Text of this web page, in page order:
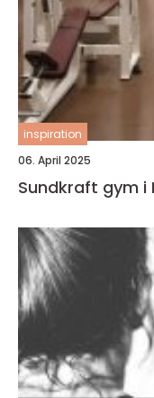
inspiration
06. April 2025
Sundkraft gym i